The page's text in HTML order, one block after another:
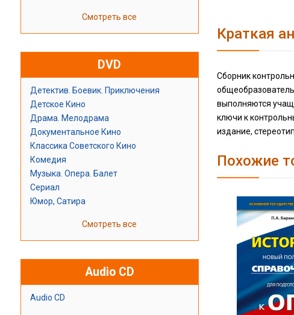
Смотреть все
DVD
Детектив. Боевик. Приключения
Детское Кино
Драма. Мелодрама
Документальное Кино
Классика Советского Кино
Комедия
Музыка. Опера. Балет
Сериал
Юмор, Сатира
Смотреть все
Audio CD
Audio CD
Краткая
Сборник
выполняются
ключи к
издание,
Похожие